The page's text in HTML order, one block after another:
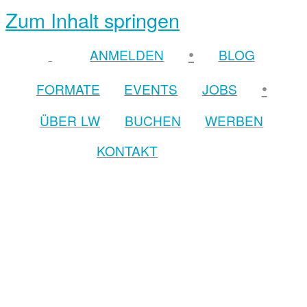
Zum Inhalt springen
ANMELDEN •
BLOG
FORMATE
EVENTS JOBS •
ÜBER LW BUCHEN
WERBEN
KONTAKT